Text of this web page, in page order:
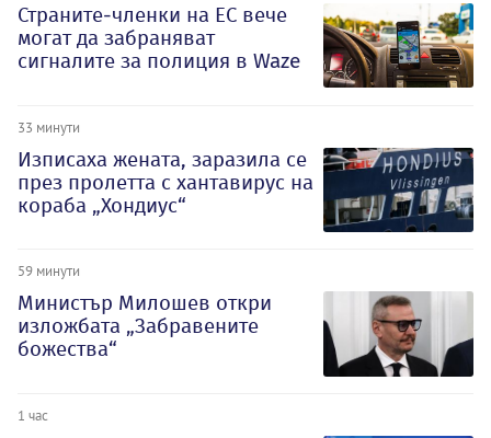
Страните-членки на ЕС вече
могат да забраняват
сигналите за полиция в Waze
33 минути
Изписаха жената, заразила се
през пролетта с хантавирус на
кораба „Хондиус“
59 минути
Министър Милошев откри
изложбата „Забравените
божества“
1 час